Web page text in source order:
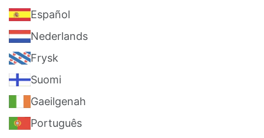
Español
Nederlands
Frysk
Suomi
Gaeilgenah
Português